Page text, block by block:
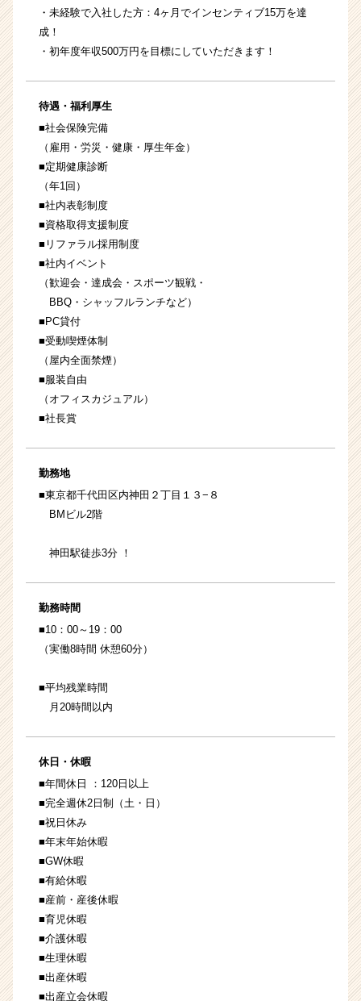
・未経験で入社した方：4ヶ月でインセンティブ15万を達
成！
・初年度年収500万円を目標にしていただきます！
待遇・福利厚生
■社会保険完備
（雇用・労災・健康・厚生年金）
■定期健康診断
（年1回）
■社内表彰制度
■資格取得支援制度
■リファラル採用制度
■社内イベント
（歓迎会・達成会・スポーツ観戦・
BBQ・シャッフルランチなど）
■PC貸付
■受動喫煙体制
（屋内全面禁煙）
■服装自由
（オフィスカジュアル）
■社長賞
勤務地
■東京都千代田区内神田２丁目１３−８
BMビル2階
神田駅徒歩3分 ！
勤務時間
■10：00～19：00
（実働8時間 休憩60分）
■平均残業時間
月20時間以内
休日・休暇
■年間休日 ：120日以上
■完全週休2日制（土・日）
■祝日休み
■年末年始休暇
■GW休暇
■有給休暇
■産前・産後休暇
■育児休暇
■介護休暇
■生理休暇
■出産休暇
■出産立会休暇